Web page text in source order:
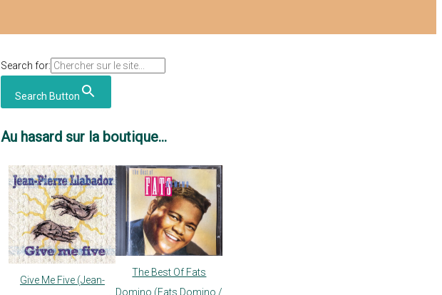
Search for:
Search Button
Au hasard sur la boutique...
Give Me Five (Jean-
The Best Of Fats
Domino (Fats Domino /